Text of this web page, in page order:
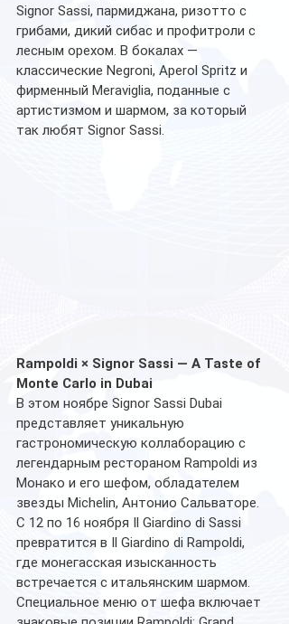
Signor Sassi, пармиджана, ризотто с
грибами, дикий сибас и профитроли с
лесным орехом. В бокалах —
классические Negroni, Aperol Spritz и
фирменный Meraviglia, поданные с
артистизмом и шармом, за который
так любят Signor Sassi.
Rampoldi × Signor Sassi — A Taste of
Monte Carlo in Dubai
В этом ноябре Signor Sassi Dubai
представляет уникальную
гастрономическую коллаборацию с
легендарным рестораном Rampoldi из
Монако и его шефом, обладателем
звезды Michelin, Антонио Сальваторе.
С 12 по 16 ноября Il Giardino di Sassi
превратится в Il Giardino di Rampoldi,
где монегасская изысканность
встречается с итальянским шармом.
Специальное меню от шефа включает